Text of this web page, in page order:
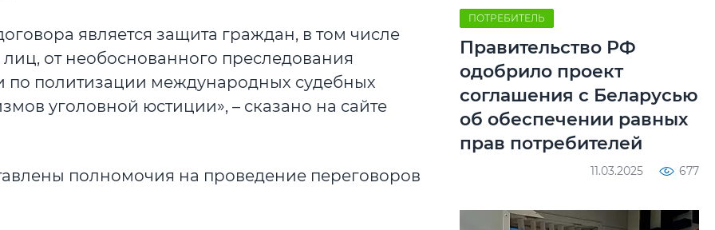
является защита граждан, в том числе
от необоснованного преследования
по политизации международных судебных
уголовной юстиции», – сказано на сайте
полномочия на проведение переговоров
ПОТРЕБИТЕЛЬ
Правительство РФ
одобрило проект
соглашения с Беларусью
об обеспечении равных
прав потребителей
11.03.2025 677